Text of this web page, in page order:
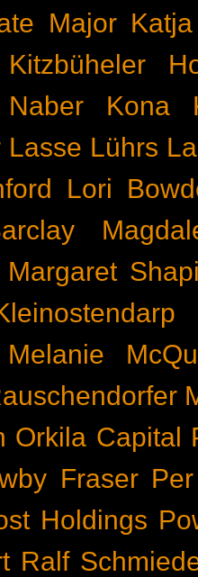
Major
Kitzbüheler
Kona
Lasse Lührs
Lori
Margaret
Melanie
Orkila Capital
Fraser
Holdings
Ralf